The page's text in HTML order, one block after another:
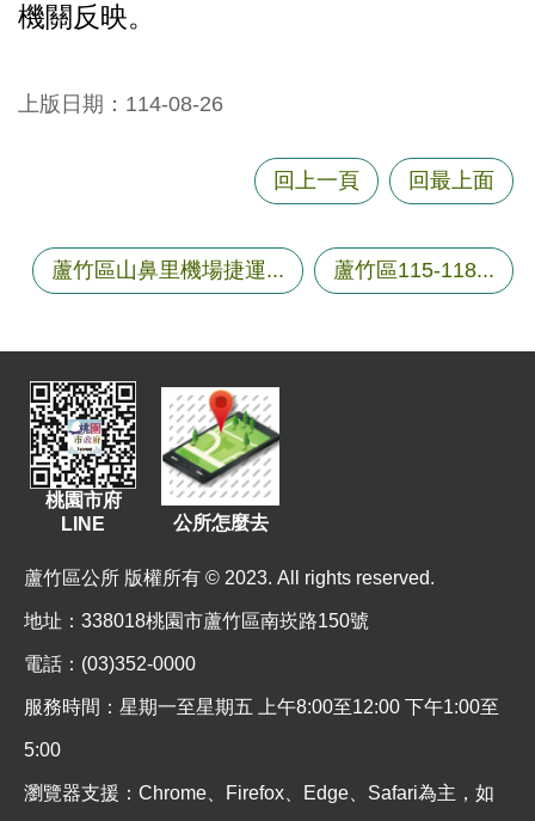
機關反映。
上版日期：114-08-26
回上一頁 回最上面
蘆竹區山鼻里機場捷運... 蘆竹區115-118...
桃園市府
LINE
公所怎麼去
蘆竹區公所 版權所有 © 2023. All rights reserved.
地址 ：338018桃園市蘆竹區南崁路150號
電話：(03)352-0000
服務時間：星期一至星期五 上午8:00至12:00 下午1:00至
5:00
瀏覽器支援：Chrome、Firefox、Edge、Safari為主，如